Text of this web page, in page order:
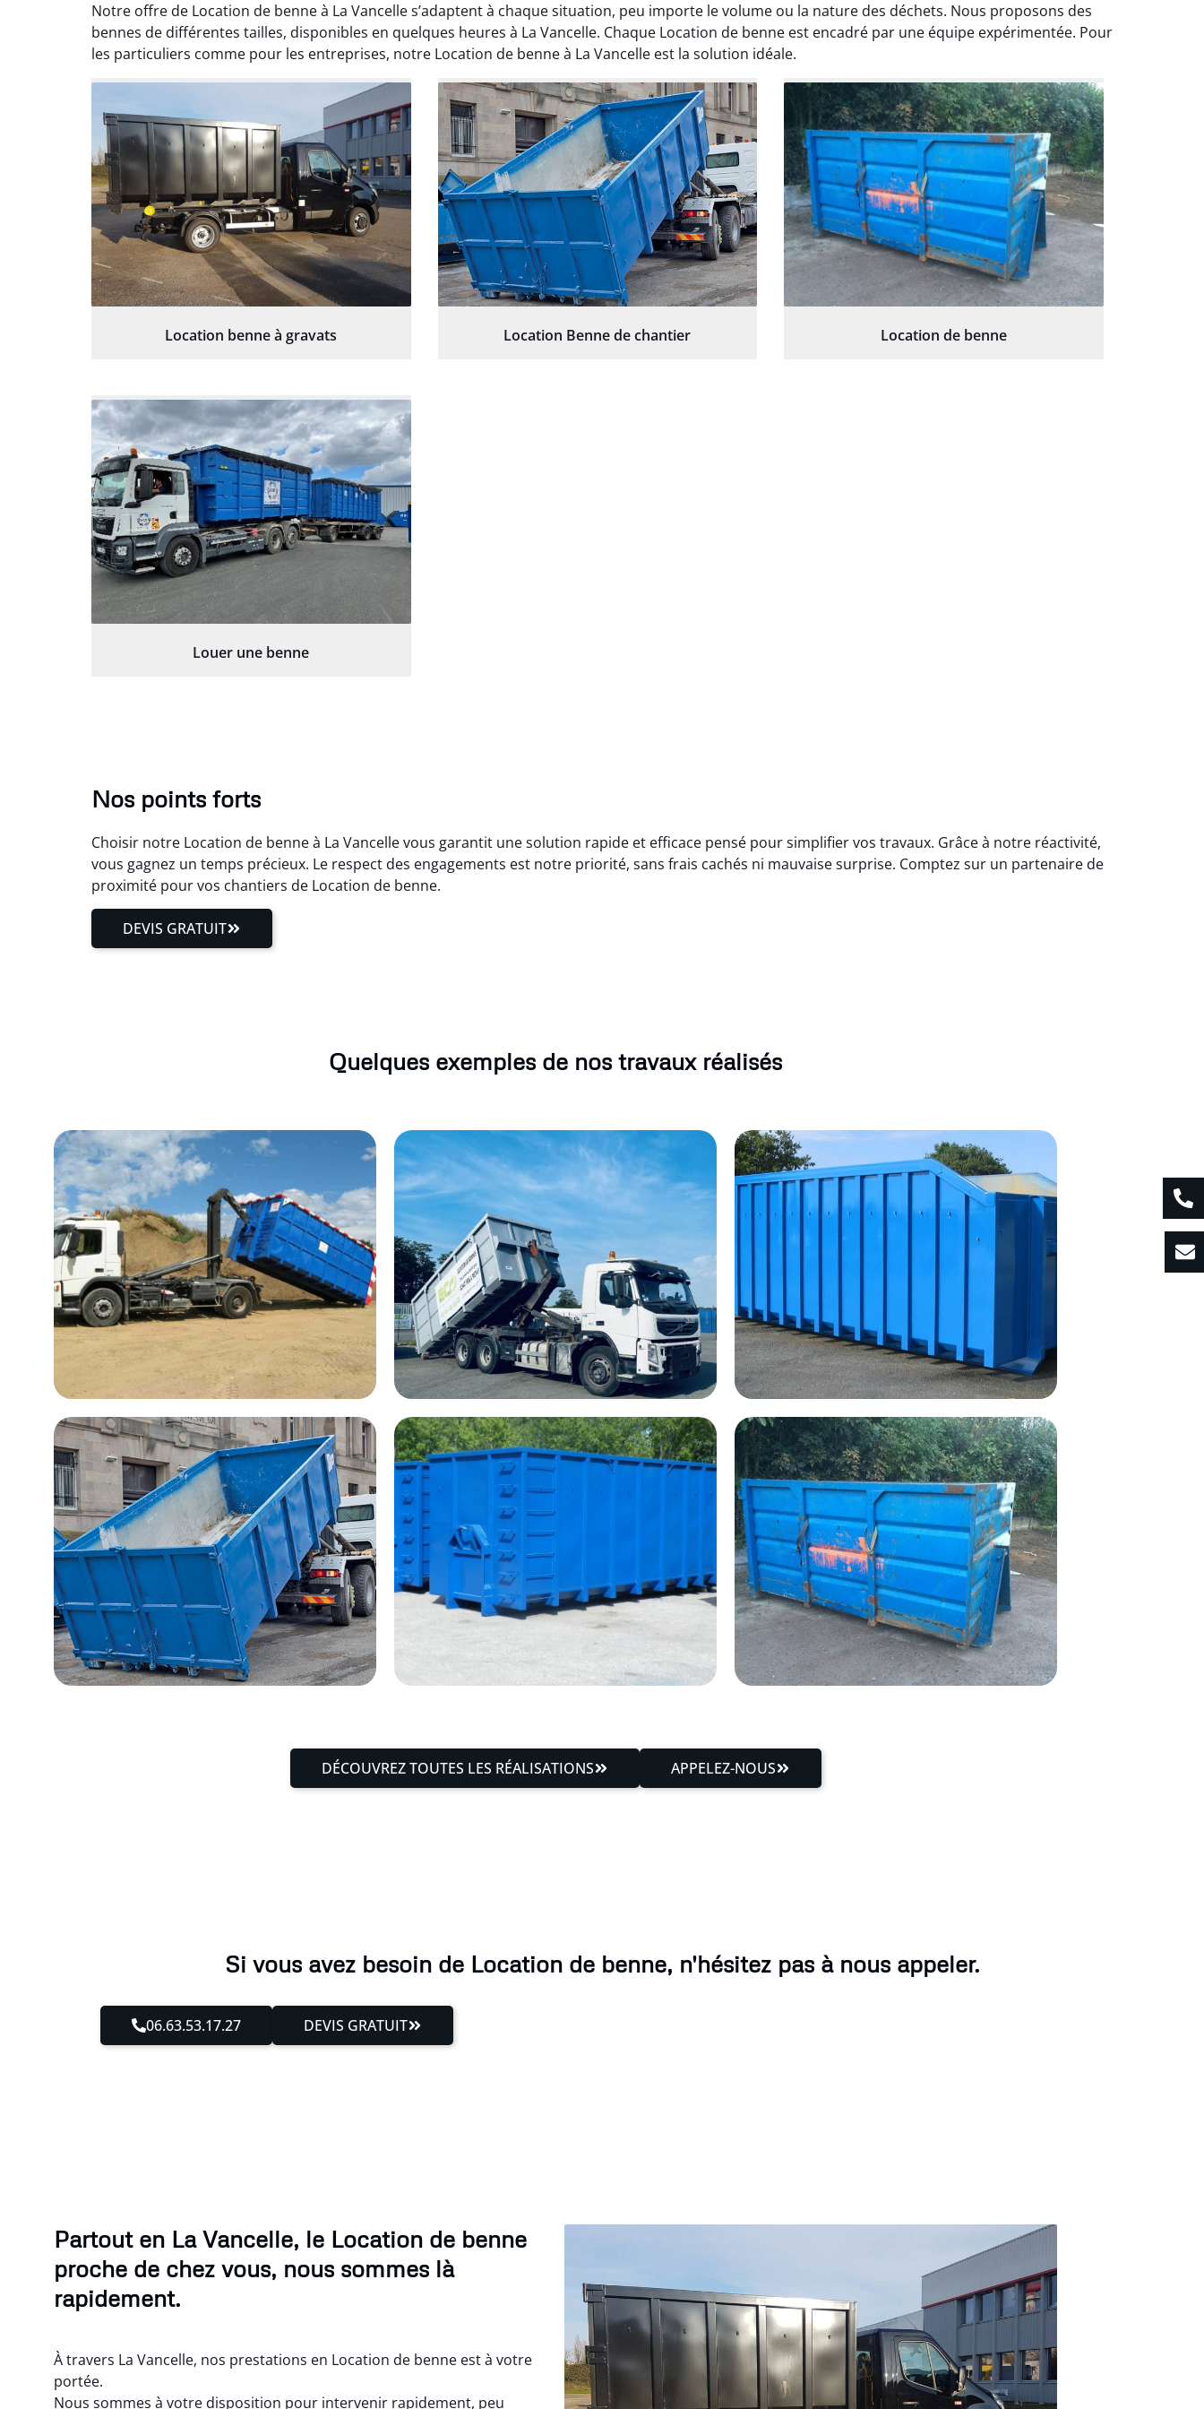
Notre offre de Location de benne à La Vancelle s’adaptent à chaque situation, peu importe le volume ou la nature des déchets. Nous proposons des
bennes de différentes tailles, disponibles en quelques heures à La Vancelle. Chaque Location de benne est encadré par une équipe expérimentée. Pour
les particuliers comme pour les entreprises, notre Location de benne à La Vancelle est la solution idéale.
Location benne à gravats Location Benne de chantier Location de benne
Louer une benne
Nos points forts
Choisir notre Location de benne à La Vancelle vous garantit une solution rapide et efficace pensé pour simplifier vos travaux. Grâce à notre réactivité,
vous gagnez un temps précieux. Le respect des engagements est notre priorité, sans frais cachés ni mauvaise surprise. Comptez sur un partenaire de
proximité pour vos chantiers de Location de benne.
DEVIS GRATUIT
Quelques exemples de nos travaux réalisés
DÉCOUVREZ TOUTES LES RÉALISATIONS APPELEZ-NOUS
Si vous avez besoin de Location de benne, n'hésitez pas à nous appeler.
06.63.53.17.27 DEVIS GRATUIT
Partout en La Vancelle, le Location de benne
proche de chez vous, nous sommes là
rapidement.
À travers La Vancelle, nos prestations en Location de benne est à votre
portée.
Nous sommes à votre disposition pour intervenir rapidement, peu